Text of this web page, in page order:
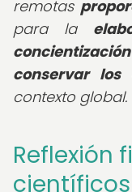
remotas
para la
concientización
conservar los
contexto global.
Reflexión